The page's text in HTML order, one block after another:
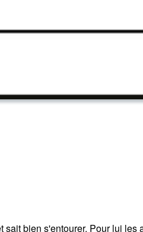
bien s'entourer. Pour lui